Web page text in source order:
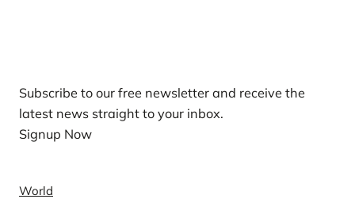
Subscribe to our free newsletter and receive the
latest news straight to your inbox.
Signup Now
World